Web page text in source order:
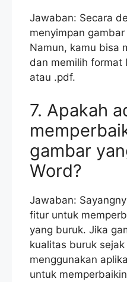
Jawaban: Secara
menyimpan
Namun, kamu bisa
dan memilih format
atau .pdf.
7. Apakah
gambar
Word?
Jawaban:
fitur untuk
yang buruk. Jika
kualitas buruk
menggunakan
untuk